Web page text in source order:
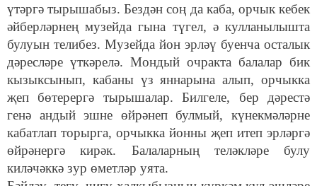
үтәргә тырышабыз. Бездән соң да каба, орчык кебек
әйберләрнең музейда гына түгел, ә кулланылышта
булуын телибез. Музейда йон эрләү буенча осталык
дәресләре үткәрелә. Мондый очракта балалар бик
кызыксынып, кабаны үз яннарына алып, орчыкка
җеп бөтерергә тырышалар. Билгеле, бер дәрестә
генә андый эшне өйрәнеп булмый, күнекмәләрне
кабатлап торырга, орчыкка йонны җеп итеп эрләргә
өйрәнергә кирәк. Балаларның теләкләре булу
киләчәккә зур өметләр уята.